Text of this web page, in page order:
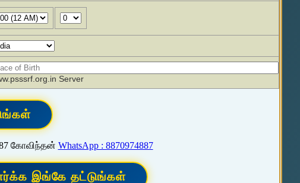
Server
கோவிந்தன் WhatsApp : 8870974887